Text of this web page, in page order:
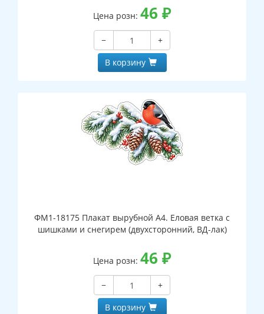
Цена розн: 46 ₽
−
+
В корзину
ФМ1-18175 Плакат вырубной А4. Еловая ветка с
шишками и снегирем (двухсторонний, ВД-лак)
Цена розн: 46 ₽
−
+
В корзину